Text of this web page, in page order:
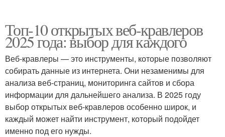
Топ-10 открытых веб-кравлеров
2025 года: выбор для каждого
Веб-кравлеры — это инструменты, которые позволяют
собирать данные из интернета. Они незаменимы для
анализа веб-страниц, мониторинга сайтов и сбора
информации для дальнейшего анализа. В 2025 году
выбор открытых веб-кравлеров особенно широк, и
каждый может найти инструмент, который подойдет
именно под его нужды.